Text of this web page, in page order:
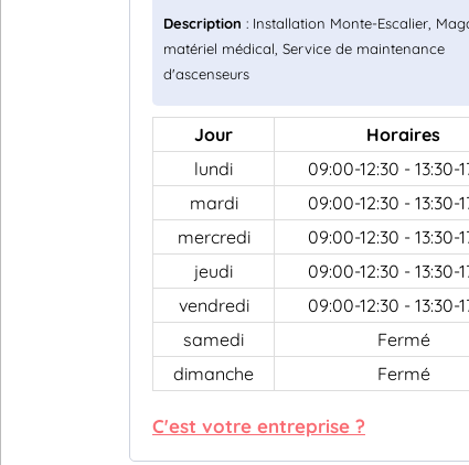
Description : Installation Monte-Escalier,
matériel médical, Service de maintenance
d'ascenseurs
Jour
Horaires
lundi
09:00-12:30 - 13:30-
mardi
09:00-12:30 - 13:30-
mercredi
09:00-12:30 - 13:30-
jeudi
09:00-12:30 - 13:30-
vendredi
09:00-12:30 - 13:30-
samedi
Fermé
dimanche
Fermé
C'est votre entreprise ?